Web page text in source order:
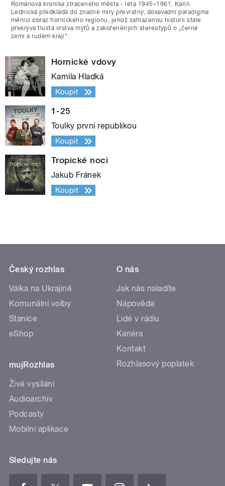
Románová kronika ztraceného města - léta 1945–1961. Karin
Lednická předkládá do značné míry převratný, dosavadní paradigma
měnící obraz hornického regionu, jehož zahlazenou historii stále
překrývá tlustá vrstva mýtů a zakořeněných stereotypů o „černé
zemi a rudém kraji“.
Hornické vdovy
Kamila Hladká
Koupit
1-25
Toulky první republikou
Koupit
Tropické noci
Jakub Fránek
Koupit
Český rozhlas
Válka na Ukrajině
Komunální volby
Stanice
eShop
mujRozhlas
Živé vysílání
Audioarchiv
Podcasty
Mobilní aplikace
O nás
Jak nás naladíte
Nápověda
Lidé v rádiu
Kariéra
Kontakt
Rozhlasový poplatek
Sledujte nás